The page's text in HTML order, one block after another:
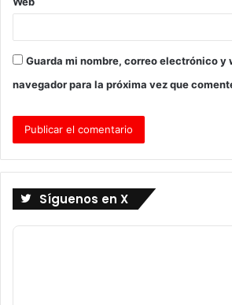
Guarda mi nombre, correo electrónico y
navegador para la próxima vez que
Síguenos en X